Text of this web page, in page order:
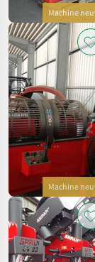
Machine
Machine